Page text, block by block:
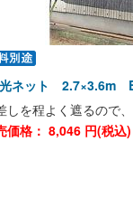
ネット
しを程よく遮るので
価格： 8,046 円(税